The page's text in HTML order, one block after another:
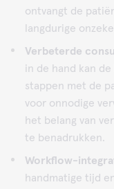
ontvangt de
langdurige
Verbeterde
in de hand kan
stappen met de
voor onnodige
het belang van
te benadrukken.
Workflow-
handmatige tijd